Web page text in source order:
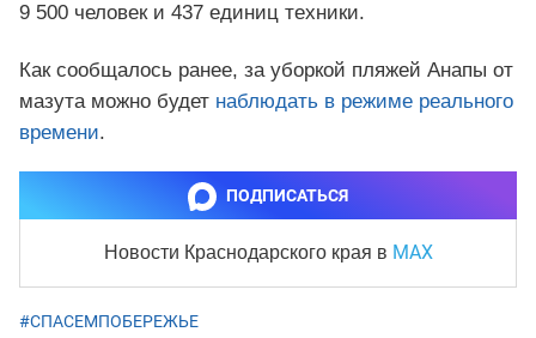
9 500 человек и 437 единиц техники.
Как сообщалось ранее, за уборкой пляжей Анапы от
мазута можно будет наблюдать в режиме реального
времени.
ПОДПИСАТЬСЯ
Новости Краснодарского края в MAX
#СПАСЕМПОБЕРЕЖЬЕ